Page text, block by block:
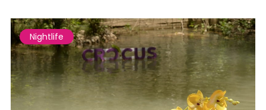
Nightlife